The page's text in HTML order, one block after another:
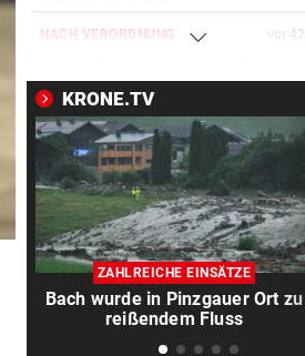
NACH VERORDNUNG vor
Bezirk Imst entnommen
HOFFNUNG FÜR PATIENTEN vor 42
Diese Krebstherapien bieten
Heilungschancen
EIN KIND UNTER OPFERN vor
Kiew schutzlos: Drei Tote bei
Russen-Luftangriffen
KRONE.TV
ZAHLREICHE EINSÄTZE
Bach wurde in Pinzgauer Ort zu
reißendem Fluss